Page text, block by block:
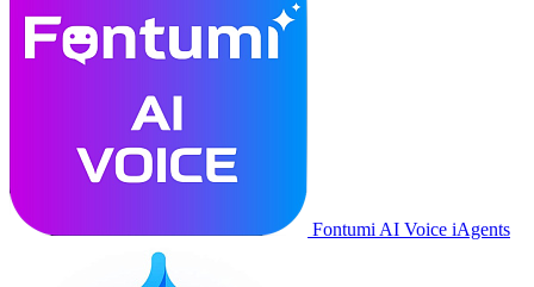
Fontumi AI Voice iAgents